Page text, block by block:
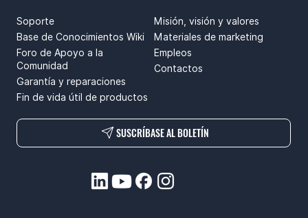
Misión, visión y valores
Materiales de marketing
Empleos
Contactos
Soporte
Base de Conocimientos Wiki
Foro de Apoyo a la
Comunidad
Garantía y reparaciones
Fin de vida útil de productos
SUSCRÍBASE AL BOLETÍN